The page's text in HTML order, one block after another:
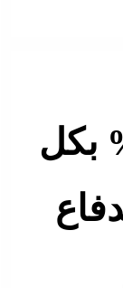
100% بكل